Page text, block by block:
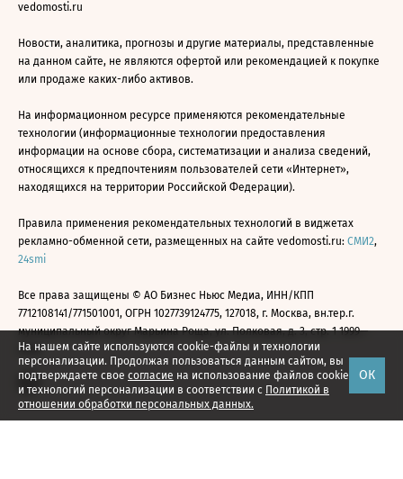
На нашем сайте используются cookie-файлы и технологии
персонализации. Продолжая пользоваться данным сайтом, вы
подтверждаете свое согласие на использование файлов cookie
и технологий персонализации в соответствии с Политикой в
отношении обработки персональных данных.
ОК
vedomosti.ru
Новости, аналитика, прогнозы и другие материалы, представленные
на данном сайте, не являются офертой или рекомендацией к покупке
или продаже каких-либо активов.
На информационном ресурсе применяются рекомендательные
технологии (информационные технологии предоставления
информации на основе сбора, систематизации и анализа сведений,
относящихся к предпочтениям пользователей сети «Интернет»,
находящихся на территории Российской Федерации).
Правила применения рекомендательных технологий в виджетах
рекламно-обменной сети, размещенных на сайте vedomosti.ru: СМИ2,
24smi
Все права защищены © АО Бизнес Ньюс Медиа, ИНН/КПП
7712108141/771501001, ОГРН 1027739124775, 127018, г. Москва, вн.тер.г.
муниципальный округ Марьина Роща, ул. Полковая, д. 3, стр. 1 1999—
2026